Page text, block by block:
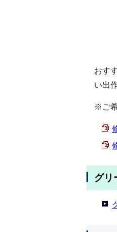
おす
い出
※ご
グリ